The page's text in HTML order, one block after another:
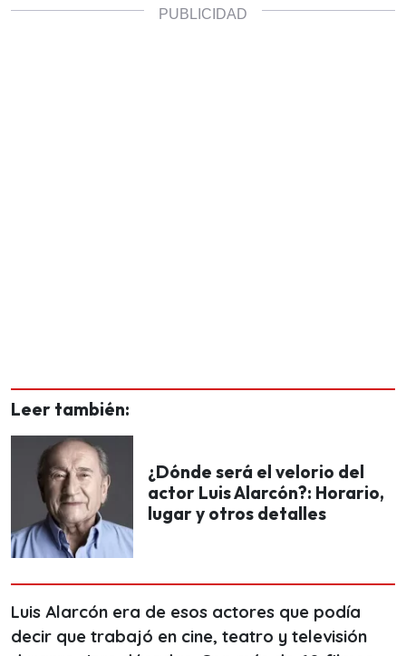
Leer también:
¿Dónde será el velorio del
actor Luis Alarcón?: Horario,
lugar y otros detalles
Luis Alarcón era de esos actores que podía
decir que trabajó en cine, teatro y televisión